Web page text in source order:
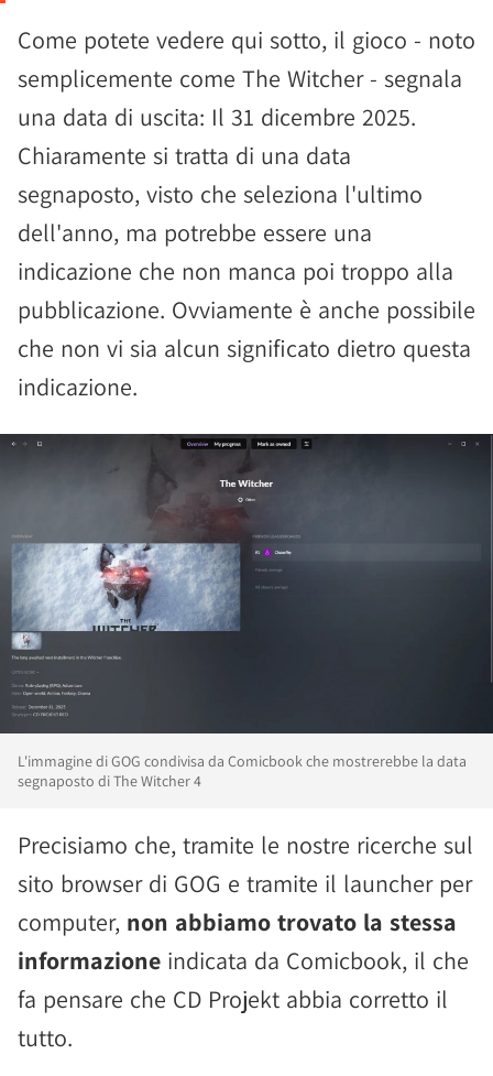
Come potete vedere qui sotto, il gioco - noto
semplicemente come The Witcher - segnala
una data di uscita: Il 31 dicembre 2025.
Chiaramente si tratta di una data
segnaposto, visto che seleziona l'ultimo
dell'anno, ma potrebbe essere una
indicazione che non manca poi troppo alla
pubblicazione. Ovviamente è anche possibile
che non vi sia alcun significato dietro questa
indicazione.
L'immagine di GOG condivisa da Comicbook che mostrerebbe la data
segnaposto di The Witcher 4
Precisiamo che, tramite le nostre ricerche sul
sito browser di GOG e tramite il launcher per
computer, non abbiamo trovato la stessa
informazione indicata da Comicbook, il che
fa pensare che CD Projekt abbia corretto il
tutto.